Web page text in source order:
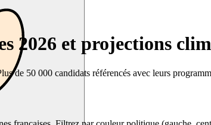
2026 et projections
de 50 000 candidats référencés avec leurs